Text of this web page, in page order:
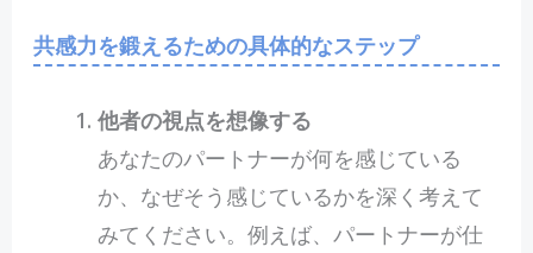
共感力を鍛えるための具体的なステップ
他者の視点を想像する
あなたのパートナーが何を感じている
か、なぜそう感じているかを深く考えて
みてください。例えば、パートナーが仕